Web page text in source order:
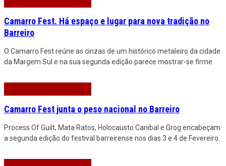
Camarro Fest. Há espaço e lugar para nova tradição no
Barreiro
O Camarro Fest reúne as cinzas de um histórico metaleiro da cidade
da Margem Sul e na sua segunda edição parece mostrar-se firme.
Camarro Fest junta o peso nacional no Barreiro
Process Of Guilt, Mata Ratos, Holocausto Canibal e Grog encabeçam
a segunda edição do festival barreirense nos dias 3 e 4 de Fevereiro.